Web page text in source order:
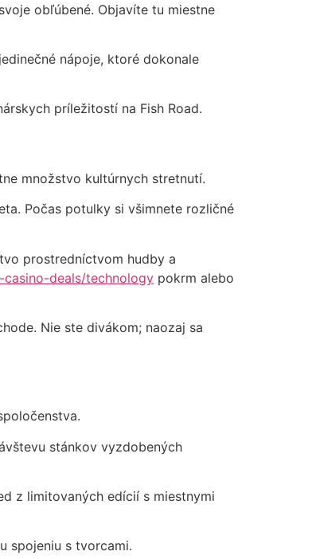
obľúbené. Objavíte tu miestne
nápoje, ktoré dokonale
príležitostí na Fish Road.
množstvo kultúrnych stretnutí.
Počas potulky si všimnete rozličné
prostredníctvom hudby a
deals/technology pokrm alebo
Nie ste divákom; naozaj sa
stánkov vyzdobených
z limitovaných edícií s miestnymi
spojeniu s tvorcami.